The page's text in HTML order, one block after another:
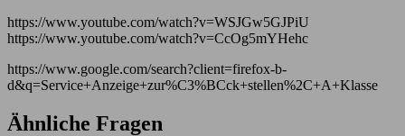
https://www.youtube.com/watch?v=WSJGw5GJPiU
https://www.youtube.com/watch?v=CcOg5mYHehc
https://www.google.com/search?client=firefox-b-
d&q=Service+Anzeige+zur%C3%BCck+stellen%2C+A+Klasse
Ähnliche Fragen